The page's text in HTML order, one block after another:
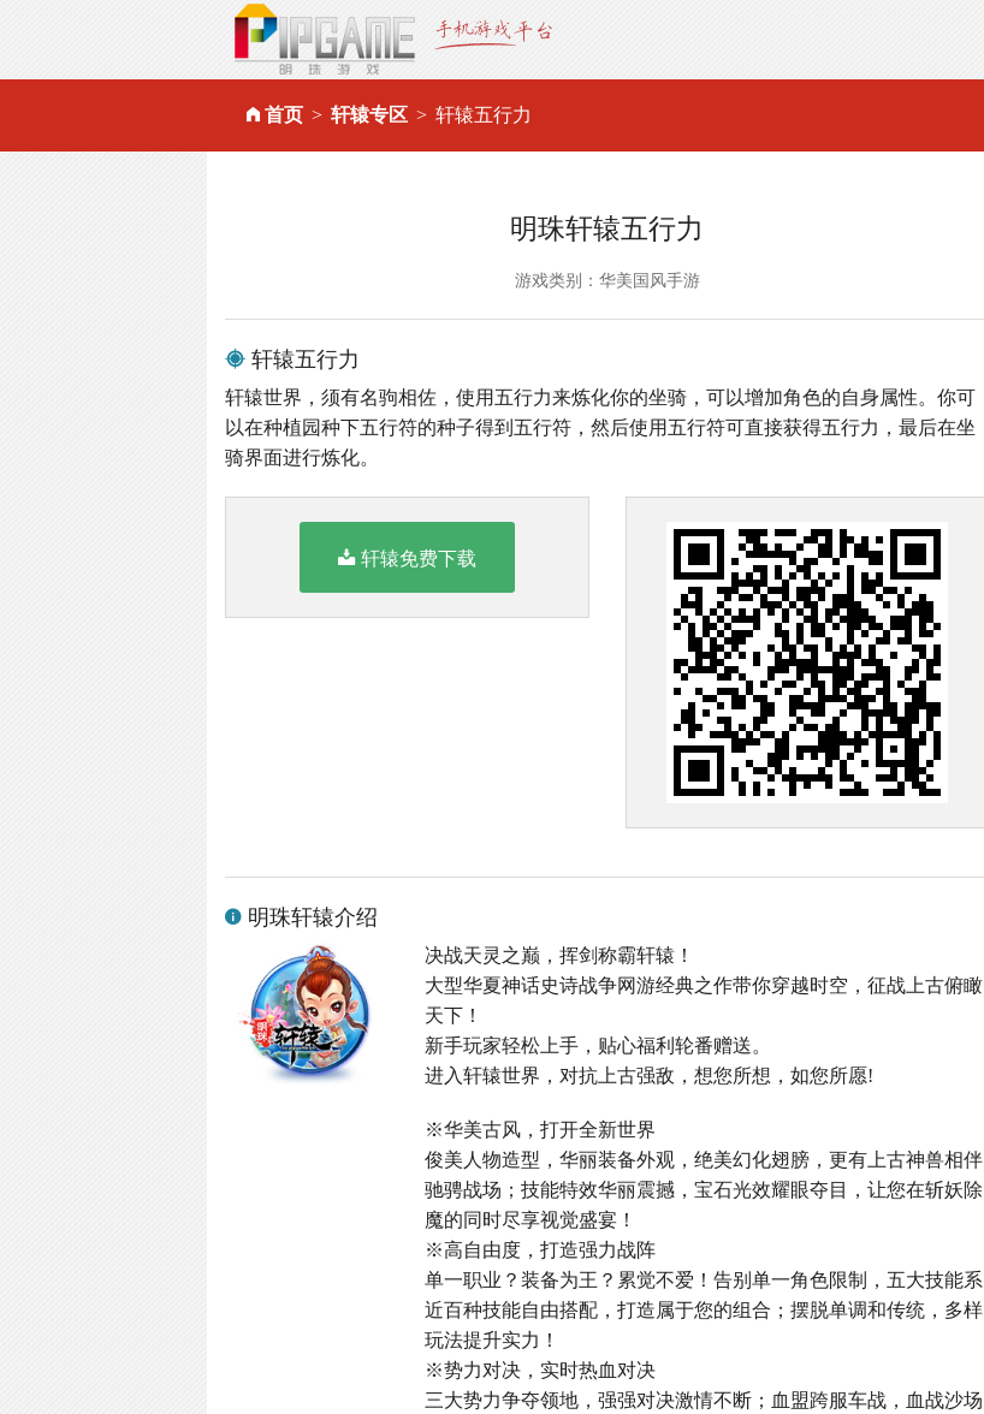
首页 轩辕专区 轩辕五行力
明珠轩辕五行力
游戏类别：华美国风手游
轩辕五行力
轩辕世界，须有名驹相佐，使用五行力来炼化你的坐骑，可以增加角色的自身属性。你可
以在种植园种下五行符的种子得到五行符，然后使用五行符可直接获得五行力，最后在坐
骑界面进行炼化。
轩辕免费下载
明珠轩辕介绍
决战天灵之巅，挥剑称霸轩辕！
大型华夏神话史诗战争网游经典之作带你穿越时空，征战上古俯瞰
天下！
新手玩家轻松上手，贴心福利轮番赠送。
进入轩辕世界，对抗上古强敌，想您所想，如您所愿!
※华美古风，打开全新世界
俊美人物造型，华丽装备外观，绝美幻化翅膀，更有上古神兽相伴
驰骋战场；技能特效华丽震撼，宝石光效耀眼夺目，让您在斩妖除
魔的同时尽享视觉盛宴！
※高自由度，打造强力战阵
单一职业？装备为王？累觉不爱！告别单一角色限制，五大技能系
近百种技能自由搭配，打造属于您的组合；摆脱单调和传统，多样
玩法提升实力！
※势力对决，实时热血对决
三大势力争夺领地，强强对决激情不断；血盟跨服车战，血战沙场